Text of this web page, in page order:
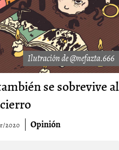
Ilutración de @nefazta.666
se sobrevive al
2020 Opinión